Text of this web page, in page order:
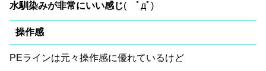
水馴染みが非常にいい感じ( ﾟдﾟ)
操作感
PEラインは元々操作感に優れているけど